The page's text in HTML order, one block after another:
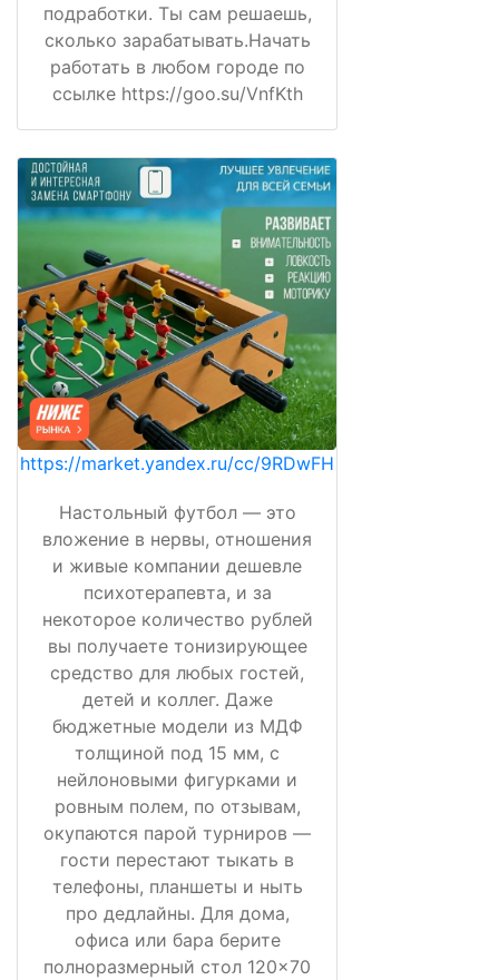
подработки. Ты сам решаешь,
сколько зарабатывать.Начать
работать в любом городе по
ссылке https://goo.su/VnfKth
https://market.yandex.ru/cc/9RDwFH
Настольный футбол — это
вложение в нервы, отношения
и живые компании дешевле
психотерапевта, и за
некоторое количество рублей
вы получаете тонизирующее
средство для любых гостей,
детей и коллег. Даже
бюджетные модели из МДФ
толщиной под 15 мм, с
нейлоновыми фигурками и
ровным полем, по отзывам,
окупаются парой турниров —
гости перестают тыкать в
телефоны, планшеты и ныть
про дедлайны. Для дома,
офиса или бара берите
полноразмерный стол 120×70